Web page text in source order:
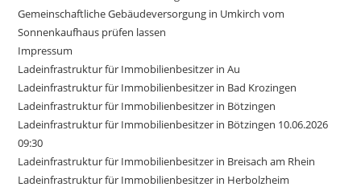
Gemeinschaftliche Gebäudeversorgung in Umkirch vom
Sonnenkaufhaus prüfen lassen
Impressum
Ladeinfrastruktur für Immobilienbesitzer in Au
Ladeinfrastruktur für Immobilienbesitzer in Bad Krozingen
Ladeinfrastruktur für Immobilienbesitzer in Bötzingen
Ladeinfrastruktur für Immobilienbesitzer in Bötzingen 10.06.2026
09:30
Ladeinfrastruktur für Immobilienbesitzer in Breisach am Rhein
Ladeinfrastruktur für Immobilienbesitzer in Herbolzheim